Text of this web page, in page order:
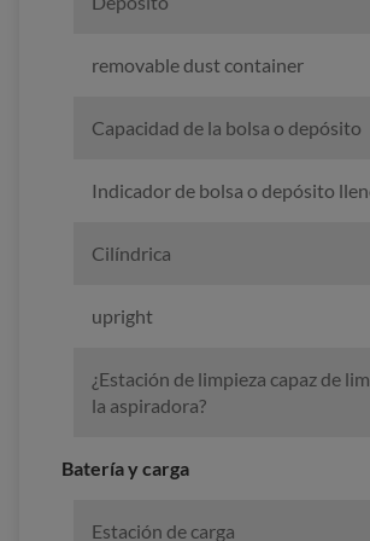
removable dust container
Capacidad de la bolsa o depósito
Indicador de bolsa o depósito
Cilíndrica
upright
¿Estación de limpieza capaz de
la aspiradora?
Batería y carga
Estación de carga